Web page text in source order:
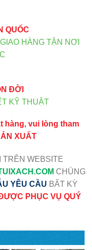
QUỐC
HÀNG TẬN NƠI
ĐỜI
KỸ THUẬT
hàng, vui lòng tham
XUẤT
TRÊN WEBSITE
CHÚNG
YÊU CẦU BẤT KỲ
PHỤC VỤ QUÝ